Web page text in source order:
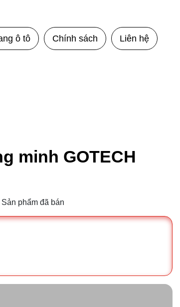
ô tô Chính sách Liên hệ
minh GOTECH
Sản phẩm đã bán